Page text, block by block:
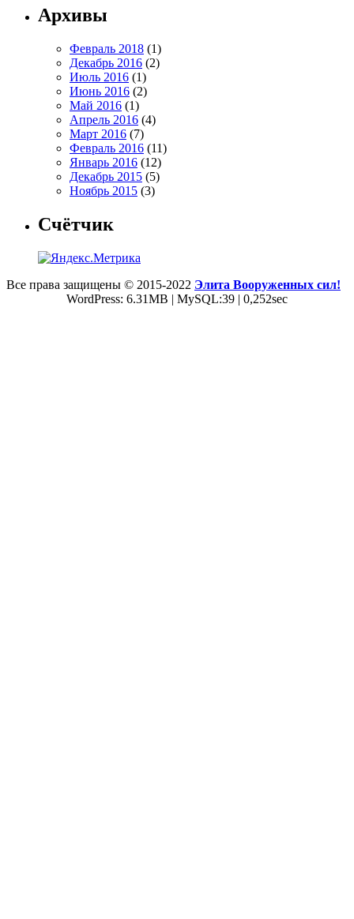
Архивы
Февраль 2018 (1)
Декабрь 2016 (2)
Июль 2016 (1)
Июнь 2016 (2)
Май 2016 (1)
Апрель 2016 (4)
Март 2016 (7)
Февраль 2016 (11)
Январь 2016 (12)
Декабрь 2015 (5)
Ноябрь 2015 (3)
Счётчик
Все права защищены © 2015-2022 Элита Вооруженных сил!
WordPress: 6.31MB | MySQL:39 | 0,252sec